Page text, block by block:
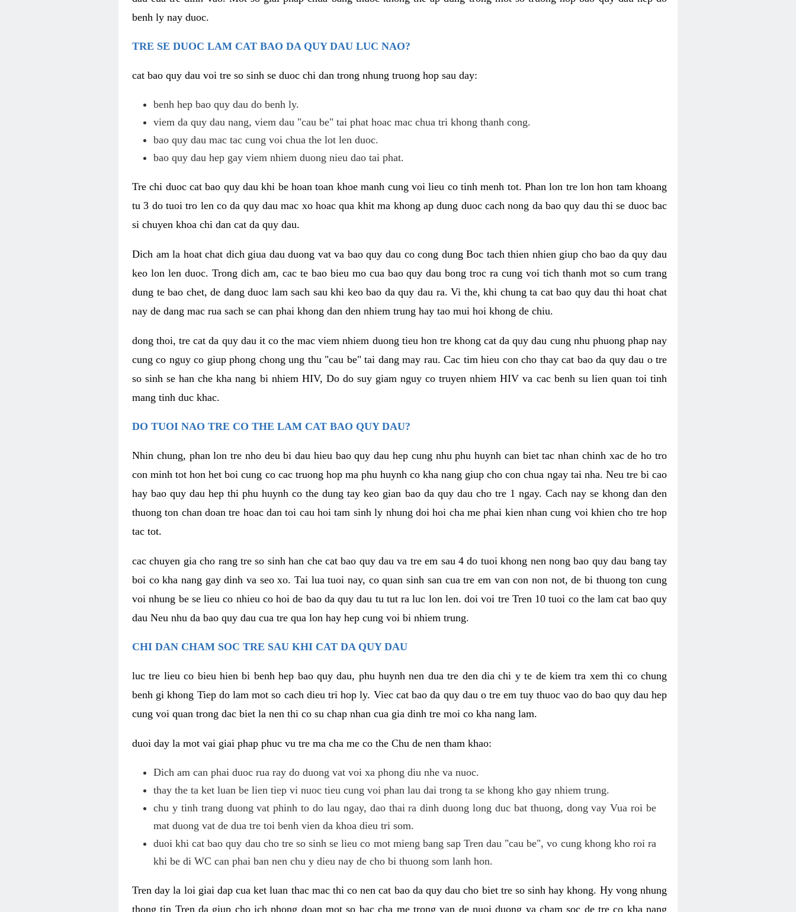
benh ly nay duoc.
TRE SE DUOC LAM CAT BAO DA QUY DAU LUC NAO?
cat bao quy dau voi tre so sinh se duoc chi dan trong nhung truong hop sau day:
benh hep bao quy dau do benh ly.
viem da quy dau nang, viem dau "cau be" tai phat hoac mac chua tri khong thanh cong.
bao quy dau mac tac cung voi chua the lot len duoc.
bao quy dau hep gay viem nhiem duong nieu dao tai phat.
Tre chi duoc cat bao quy dau khi be hoan toan khoe manh cung voi lieu co tinh menh tot. Phan lon tre lon hon tam khoang
tu 3 do tuoi tro len co da quy dau mac xo hoac qua khit ma khong ap dung duoc cach nong da bao quy dau thi se duoc bac
si chuyen khoa chi dan cat da quy dau.
Dich am la hoat chat dich giua dau duong vat va bao quy dau co cong dung Boc tach thien nhien giup cho bao da quy dau
keo lon len duoc. Trong dich am, cac te bao bieu mo cua bao quy dau bong troc ra cung voi tich thanh mot so cum trang
dung te bao chet, de dang duoc lam sach sau khi keo bao da quy dau ra. Vi the, khi chung ta cat bao quy dau thi hoat chat
nay de dang mac rua sach se can phai khong dan den nhiem trung hay tao mui hoi khong de chiu.
dong thoi, tre cat da quy dau it co the mac viem nhiem duong tieu hon tre khong cat da quy dau cung nhu phuong phap nay
cung co nguy co giup phong chong ung thu "cau be" tai dang may rau. Cac tim hieu con cho thay cat bao da quy dau o tre
so sinh se han che kha nang bi nhiem HIV, Do do suy giam nguy co truyen nhiem HIV va cac benh su lien quan toi tinh
mang tinh duc khac.
DO TUOI NAO TRE CO THE LAM CAT BAO QUY DAU?
Nhin chung, phan lon tre nho deu bi dau hieu bao quy dau hep cung nhu phu huynh can biet tac nhan chinh xac de ho tro
con minh tot hon het boi cung co cac truong hop ma phu huynh co kha nang giup cho con chua ngay tai nha. Neu tre bi cao
hay bao quy dau hep thi phu huynh co the dung tay keo gian bao da quy dau cho tre 1 ngay. Cach nay se khong dan den
thuong ton chan doan tre hoac dan toi cau hoi tam sinh ly nhung doi hoi cha me phai kien nhan cung voi khien cho tre hop
tac tot.
cac chuyen gia cho rang tre so sinh han che cat bao quy dau va tre em sau 4 do tuoi khong nen nong bao quy dau bang tay
boi co kha nang gay dinh va seo xo. Tai lua tuoi nay, co quan sinh san cua tre em van con non not, de bi thuong ton cung
voi nhung be se lieu co nhieu co hoi de bao da quy dau tu tut ra luc lon len. doi voi tre Tren 10 tuoi co the lam cat bao quy
dau Neu nhu da bao quy dau cua tre qua lon hay hep cung voi bi nhiem trung.
CHI DAN CHAM SOC TRE SAU KHI CAT DA QUY DAU
luc tre lieu co bieu hien bi benh hep bao quy dau, phu huynh nen dua tre den dia chi y te de kiem tra xem thi co chung
benh gi khong Tiep do lam mot so cach dieu tri hop ly. Viec cat bao da quy dau o tre em tuy thuoc vao do bao quy dau hep
cung voi quan trong dac biet la nen thi co su chap nhan cua gia dinh tre moi co kha nang lam.
duoi day la mot vai giai phap phuc vu tre ma cha me co the Chu de nen tham khao:
Dich am can phai duoc rua ray do duong vat voi xa phong diu nhe va nuoc.
thay the ta ket luan be lien tiep vi nuoc tieu cung voi phan lau dai trong ta se khong kho gay nhiem trung.
chu y tinh trang duong vat phinh to do lau ngay, dao thai ra dinh duong long duc bat thuong, dong vay Vua roi be
mat duong vat de dua tre toi benh vien da khoa dieu tri som.
duoi khi cat bao quy dau cho tre so sinh se lieu co mot mieng bang sap Tren dau "cau be", vo cung khong kho roi ra
khi be di WC can phai ban nen chu y dieu nay de cho bi thuong som lanh hon.
Tren day la loi giai dap cua ket luan thac mac thi co nen cat bao da quy dau cho biet tre so sinh hay khong. Hy vong nhung
thong tin Tren da giup cho ich phong doan mot so bac cha me trong van de nuoi duong va cham soc de tre co kha nang